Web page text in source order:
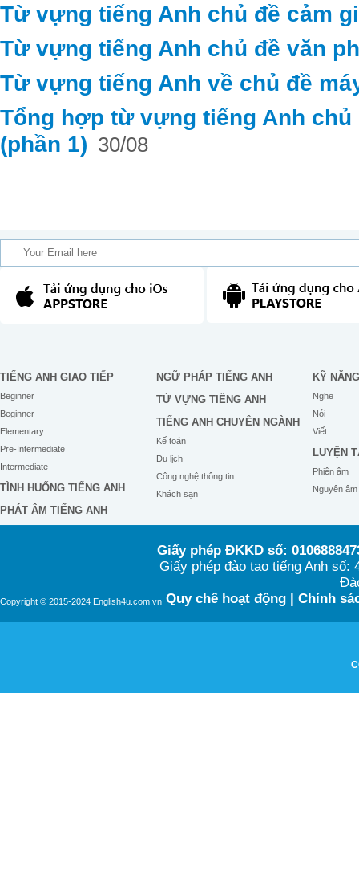
Từ vựng tiếng Anh chủ đề cảm
Từ vựng tiếng Anh chủ đề văn
Từ vựng tiếng Anh về chủ đề
Tổng hợp từ vựng tiếng Anh
(phần 1) 30/08
TIẾNG ANH GIAO TIẾP
Beginner
Beginner
Elementary
Pre-Intermediate
Intermediate
TÌNH HUỐNG TIẾNG ANH
PHÁT ÂM TIẾNG ANH
NGỮ PHÁP TIẾNG ANH
TỪ VỰNG TIẾNG ANH
TIẾNG ANH CHUYÊN NGÀNH
Kế toán
Du lịch
Công nghệ thông tin
Khách sạn
KỸ NĂNG
Nghe
Nói
Viết
LUYỆN
Phiên âm
Nguyên âm
Copyright © 2015-2024 English4u.com.vn
Giấy phép ĐKKD số:
Giấy phép đào tạo tiếng Anh
Quy chế hoạt động| Chính